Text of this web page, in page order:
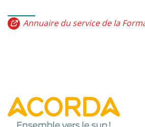
Annuaire du service de la